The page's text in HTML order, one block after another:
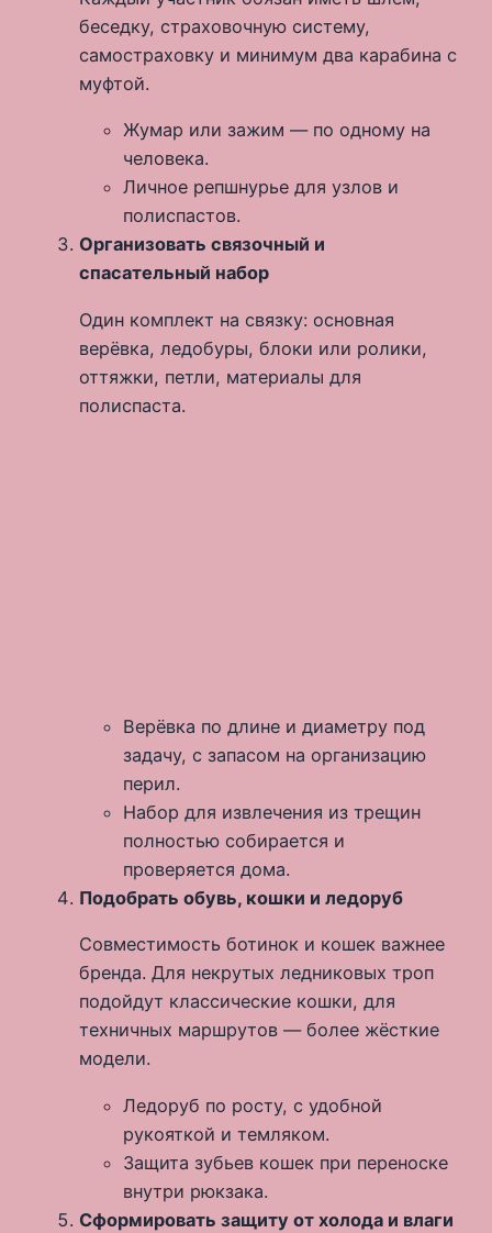
беседку, страховочную систему,
самостраховку и минимум два карабина с
муфтой.
Жумар или зажим — по одному на
человека.
Личное репшнурье для узлов и
полиспастов.
Организовать связочный и
спасательный набор
Один комплект на связку: основная
верёвка, ледобуры, блоки или ролики,
оттяжки, петли, материалы для
полиспаста.
Верёвка по длине и диаметру под
задачу, с запасом на организацию
перил.
Набор для извлечения из трещин
полностью собирается и
проверяется дома.
Подобрать обувь, кошки и ледоруб
Совместимость ботинок и кошек важнее
бренда. Для некрутых ледниковых троп
подойдут классические кошки, для
техничных маршрутов — более жёсткие
модели.
Ледоруб по росту, с удобной
рукояткой и темляком.
Защита зубьев кошек при переноске
внутри рюкзака.
Сформировать защиту от холода и влаги